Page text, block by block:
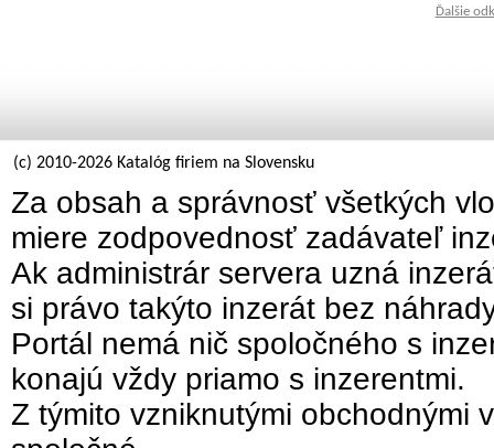
Ďalšie
(c) 2010-2026 Katalóg firiem na Slovensku
Za obsah a správnosť všetkých
miere zodpovednosť zadávateľ
Ak administrár servera uzná
si právo takýto inzerát bez
Portál nemá nič spoločného s
konajú vždy priamo s inzerentmi.
Z týmito vzniknutými obchodnými